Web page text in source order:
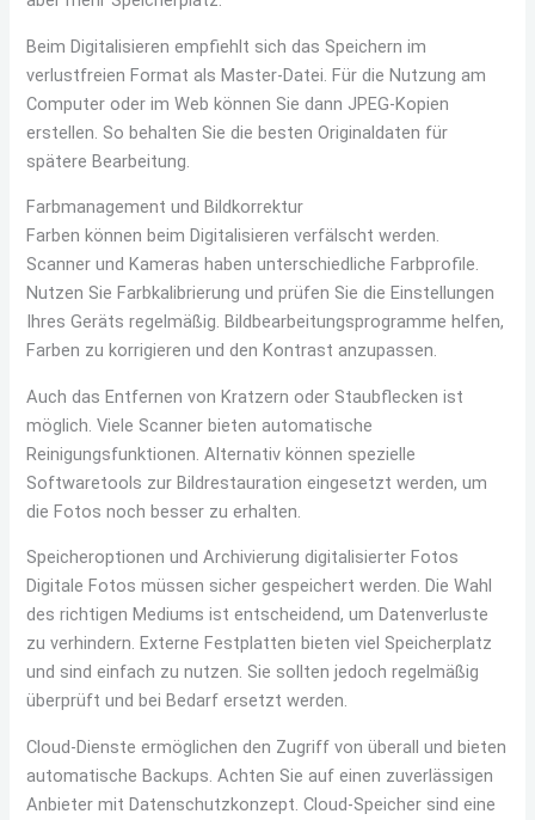
Beim Digitalisieren empfiehlt sich das Speichern im
verlustfreien Format als Master-Datei. Für die Nutzung am
Computer oder im Web können Sie dann JPEG-Kopien
erstellen. So behalten Sie die besten Originaldaten für
spätere Bearbeitung.
Farbmanagement und Bildkorrektur
Farben können beim Digitalisieren verfälscht werden.
Scanner und Kameras haben unterschiedliche Farbprofile.
Nutzen Sie Farbkalibrierung und prüfen Sie die Einstellungen
Ihres Geräts regelmäßig. Bildbearbeitungsprogramme helfen,
Farben zu korrigieren und den Kontrast anzupassen.
Auch das Entfernen von Kratzern oder Staubflecken ist
möglich. Viele Scanner bieten automatische
Reinigungsfunktionen. Alternativ können spezielle
Softwaretools zur Bildrestauration eingesetzt werden, um
die Fotos noch besser zu erhalten.
Speicheroptionen und Archivierung digitalisierter Fotos
Digitale Fotos müssen sicher gespeichert werden. Die Wahl
des richtigen Mediums ist entscheidend, um Datenverluste
zu verhindern. Externe Festplatten bieten viel Speicherplatz
und sind einfach zu nutzen. Sie sollten jedoch regelmäßig
überprüft und bei Bedarf ersetzt werden.
Cloud-Dienste ermöglichen den Zugriff von überall und bieten
automatische Backups. Achten Sie auf einen zuverlässigen
Anbieter mit Datenschutzkonzept. Cloud-Speicher sind eine